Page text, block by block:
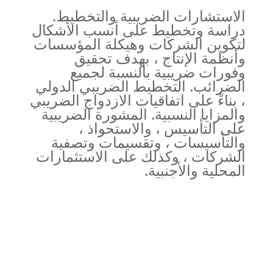
الاستشارات الضريبية والتخطيط.
دراسة وتخطيط على أنسب الأشكال
لتكوين الشركات وهيكلة المؤسسات
وأنظمة الإنتاج ، بهدف تحقيق
وفورات ضريبية بالنسبة لجميع
الضرائب. التخطيط الضريبي الدولي
، بناءً على اتفاقيات الازدواج الضريبي
والمزايا النسبية. المشورة الضريبية
على التأسيس ، والاستحواذ ،
والتأسيسات ، وتقسيمات وتصفية
الشركات ، وكذلك على الاستثمارات
المحلية والأجنبية.